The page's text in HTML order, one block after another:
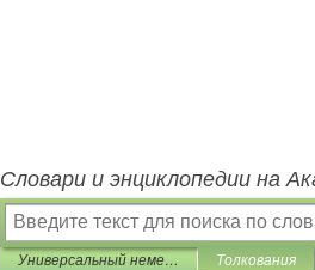
Словари и энциклопедии на
Универсальный немецко-русский словарь Толкования